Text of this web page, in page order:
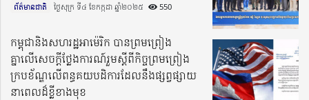
ព័ត៌មានជាតិ ថ្ងៃសុក្រ ទី៤ ខែកក្កដា ឆ្នាំ២០២៥​ 550
កម្ពុជានិងសហរដ្ឋអាម៉េរិក បានព្រមព្រៀង
គ្នាលើសេចក្តីថ្លែងការណ៍រួមស្ដីពីកិច្ចព្រមព្រៀង
ក្របខ័ណ្ឌលើពន្ធគយបដិការដែលនឹងផ្សព្វផ្សាយ
នាពេលដ៏ខ្លីខាងមុខ